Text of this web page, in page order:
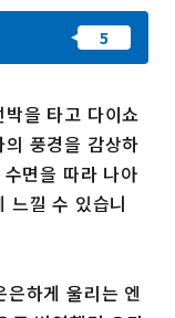
을 타고 다이쇼
풍경을 감상하
면을 따라 나아
느낄 수 있습니
하게 울리는 엔